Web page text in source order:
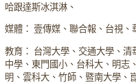
哈跟達斯冰淇淋、
媒體： 壹傳媒、聯合報、台視
教育： 台灣大學、交通大學、
中學、東門國小、台科大、明志
明、雲科大、竹師、暨南大學、